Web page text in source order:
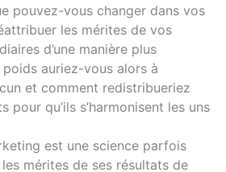
pouvez-vous changer dans vos
les mérites de vos
d’une manière plus
poids auriez-vous alors à
et comment redistribueriez
pour qu’ils s’harmonisent les uns
est une science parfois
mérites de ses résultats de